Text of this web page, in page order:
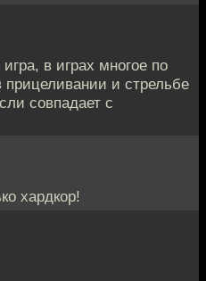
в играх многое по
и стрельбе
совпадает с
хардкор!